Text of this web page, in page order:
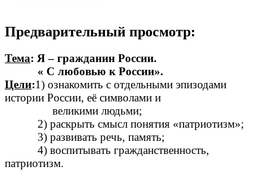
Предварительный просмотр:
Тема: Я – гражданин России.
« С любовью к России».
Цели:1) ознакомить с отдельными эпизодами
истории России, её символами и
великими людьми;
2) раскрыть смысл понятия «патриотизм»;
3) развивать речь, память;
4) воспитывать гражданственность,
патриотизм.